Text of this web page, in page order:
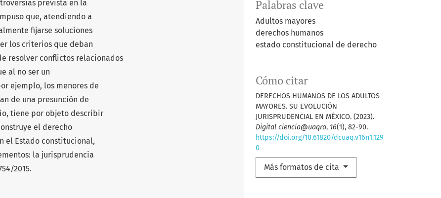
Palabras clave
Adultos mayores
derechos humanos
estado constitucional de derecho
Cómo citar
DERECHOS HUMANOS DE LOS ADULTOS
MAYORES. SU EVOLUCIÓN
JURISPRUDENCIAL EN MÉXICO. (2023).
Digital ciencia@uaqro, 16(1), 82-90.
https://doi.org/10.61820/dcuaq.v16n1.129
0
Más formatos de cita
prevista en la
que, atendiendo a
fijarse soluciones
los criterios que deban
resolver conflictos relacionados
al no ser un
ejemplo, los menores de
de una presunción de
tiene por objeto describir
el derecho
el Estado constitucional,
la jurisprudencia
2015.